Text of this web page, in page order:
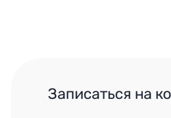
Записаться на